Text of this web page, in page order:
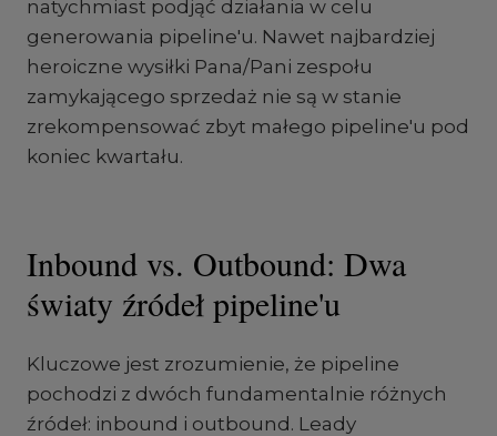
natychmiast podjąć działania w celu
generowania pipeline'u. Nawet najbardziej
heroiczne wysiłki Pana/Pani zespołu
zamykającego sprzedaż nie są w stanie
zrekompensować zbyt małego pipeline'u pod
koniec kwartału.
Inbound vs. Outbound: Dwa
światy źródeł pipeline'u
Kluczowe jest zrozumienie, że pipeline
pochodzi z dwóch fundamentalnie różnych
źródeł: inbound i outbound. Leady